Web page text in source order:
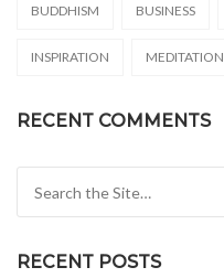
BUDDHISM BUSINESS
INSPIRATION MEDITATION
RECENT COMMENTS
RECENT POSTS